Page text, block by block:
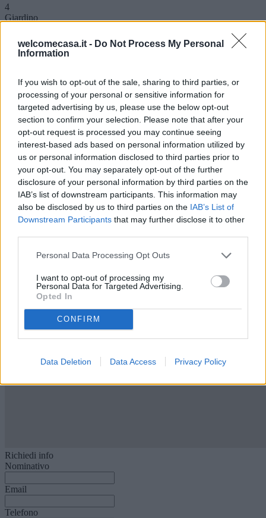
welcomecasa.it - Do Not Process My Personal
Information
If you wish to opt-out of the sale, sharing to third parties, or
processing of your personal or sensitive information for
targeted advertising by us, please use the below opt-out
section to confirm your selection. Please note that after your
opt-out request is processed you may continue seeing
interest-based ads based on personal information utilized by
us or personal information disclosed to third parties prior to
your opt-out. You may separately opt-out of the further
disclosure of your personal information by third parties on the
IAB’s list of downstream participants. This information may
also be disclosed by us to third parties on the IAB’s List of
Downstream Participants that may further disclose it to other
Personal Data Processing Opt Outs
I want to opt-out of processing my
Personal Data for Targeted Advertising.
Opted In
CONFIRM
Data Deletion Data Access Privacy Policy
4
Giardino
Comune
Box auto
Box auto
Condizioni
Abitabile
Riscaldamento
Autonomo
Camino
Chiavi
Infissi in legno
Richiedi info
Nominativo
Email
Telefono